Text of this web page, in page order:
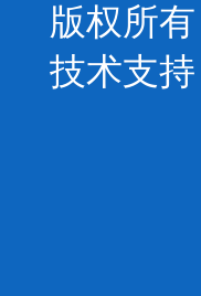
版权所
技术支持